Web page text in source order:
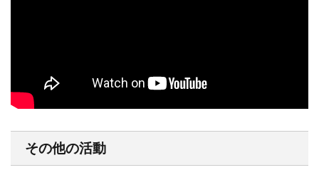
その他の活動